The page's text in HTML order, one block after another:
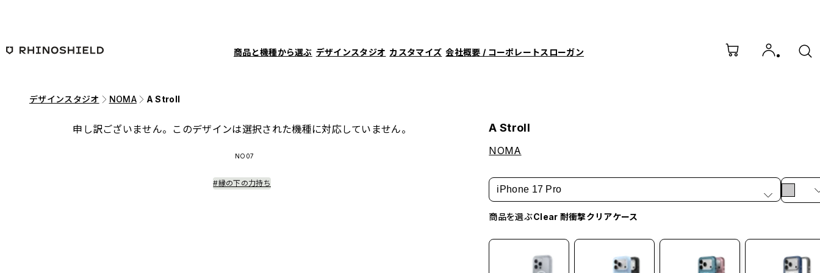
商品と機種から選ぶ デザインスタジオ カスタマイズ 会社概要 / コーポレートスローガン
デザインスタジオ NOMA A Stroll
申し訳ございません。このデザインは選択された機種に対応していません。
NO07
#縁の下の力持ち
A Stroll
NOMA
iPhone 17 Pro
商品を選ぶClear 耐衝撃クリアケース